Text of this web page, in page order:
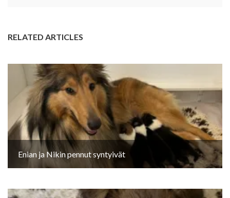
RELATED ARTICLES
Enian ja Nikin pennut syntyivät